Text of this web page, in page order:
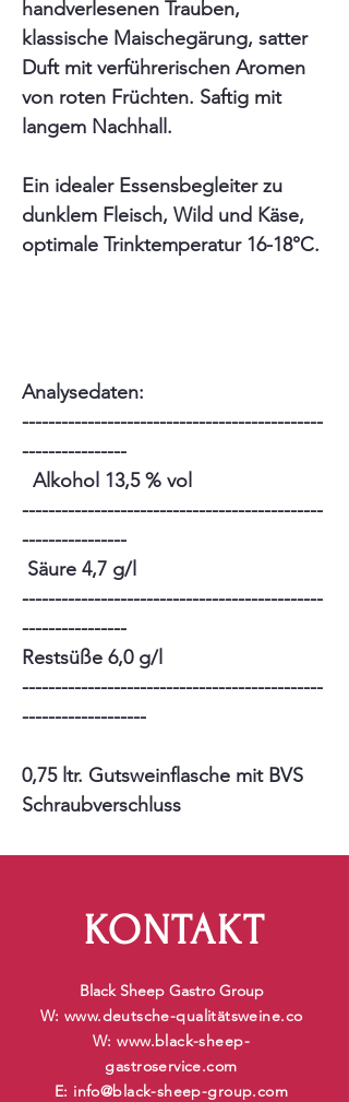
handverlesenen Trauben,
klassische Maischegärung, satter
Duft mit verführerischen Aromen
von roten Früchten. Saftig mit
langem Nachhall.
Ein idealer Essensbegleiter zu
dunklem Fleisch, Wild und Käse,
optimale Trinktemperatur 16-18°C.
Analysedaten:
----------------------------------------------
----------------
Alkohol 13,5 % vol
----------------------------------------------
----------------
Säure 4,7 g/l
----------------------------------------------
----------------
Restsüße 6,0 g/l
----------------------------------------------
-------------------
0,75 ltr. Gutsweinflasche mit BVS
Schraubverschluss
KONTAKT
Black Sheep Gastro Group
W: www.deutsche-qualitätsweine.co
W:www.black-sheep-
gastroservice.com
E: info@black-sheep-group.com